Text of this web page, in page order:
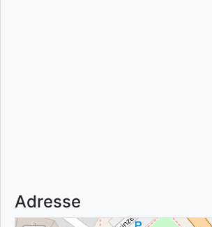
Adresse